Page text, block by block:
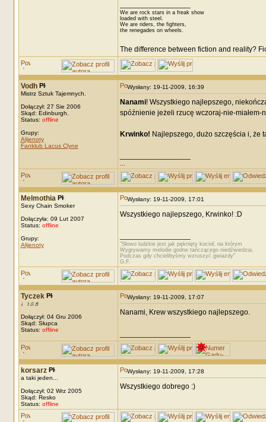
We are rock stars in a freak show
loaded with steel.
We are riders, the fighters,
the renegades on wheels.
The difference between fiction and reality?
Vodh
Mistrz Sztuk Tajemnych.
Dołączył: 27 Sie 2006
Skąd: Edinburgh.
Status: offline
Grupy:
Alijenoty
Fanklub Lacus Clyne
Wysłany: 19-11-2009, 16:39
Nanami! Wszystkiego najlepszego,
spóźnienie jeżeli rzucę wczoraj-nie-miałem-
Krwinko! Najlepszego, dużo szczęścia i, że
...
Melmothia
Sexy Chain Smoker
Dołączyła: 09 Lut 2007
Status: offline
Grupy:
Alijenoty
Wysłany: 19-11-2009, 17:01
Wszystkiego najlepszego, Krwinko! :D
"Słowo ludzkie jest jak pęknięty kocioł, na którym
Wygrywamy melodie godne tańczącego niedźwiedzia,
Podczas gdy chcielibyśmy wzruszyć gwiazdy"
G.F.
Tyczek
♩♪♫♬
Dołączył: 04 Gru 2006
Skąd: Słupca
Status: offline
Wysłany: 19-11-2009, 17:07
Nanami, Krew wszystkiego najlepszego.
korsarz
a taki jeden...
Dołączył: 02 Wrz 2005
Skąd: Resko
Status: offline
Wysłany: 19-11-2009, 17:28
Wszystkiego dobrego :)